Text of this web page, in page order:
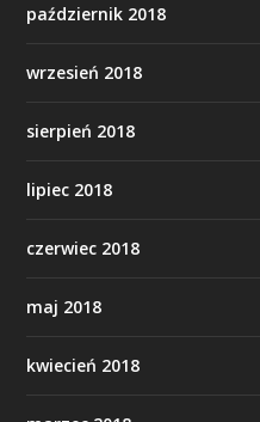
październik 2018
wrzesień 2018
sierpień 2018
lipiec 2018
czerwiec 2018
maj 2018
kwiecień 2018